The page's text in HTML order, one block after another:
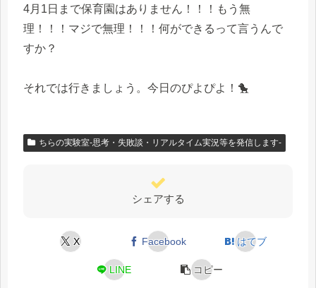
4月1日まで保育園はありません！！！もう無
理！！！マジで無理！！！何ができるって言うんで
すか？
それでは行きましょう。今日のぴよぴよ！🐤
ちらの実験室-思考・失敗談・リアルタイム実況等を発信します-
シェアする
X Facebook はてブ
LINE コピー